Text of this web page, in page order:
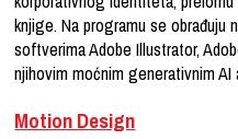
knjige. Na programu se obrađuju
softverima Adobe Illustrator,
njihovim moćnim generativnim AI
Motion Design